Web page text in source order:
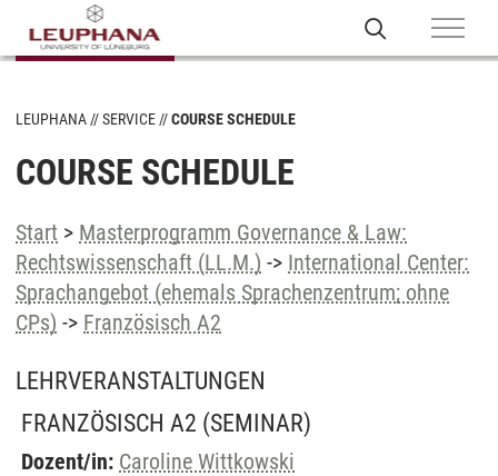
LEUPHANA SERVICE COURSE SCHEDULE
COURSE SCHEDULE
Start > Masterprogramm Governance & Law:
Rechtswissenschaft (LL.M.) -> International Center:
Sprachangebot (ehemals Sprachenzentrum; ohne
CPs) -> Französisch A2
LEHRVERANSTALTUNGEN
FRANZÖSISCH A2 (SEMINAR)
Dozent/in: Caroline Wittkowski